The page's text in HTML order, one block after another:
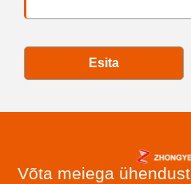
Esita
Võta meiega ühendust